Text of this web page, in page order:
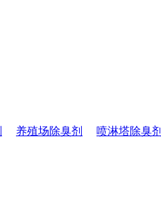
养殖场除臭剂 喷淋塔除臭剂